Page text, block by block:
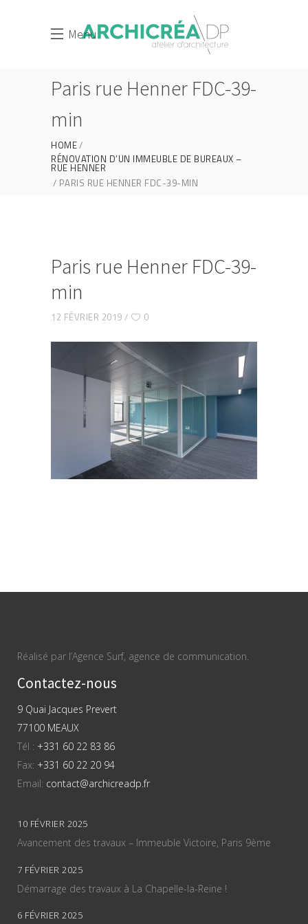
Menu
Paris rue Henner FDC-39-
min
HOME
RÉNOVATION D’UN IMMEUBLE DE BUREAUX –
RUE HENNER
PARIS RUE HENNER FDC-39-MIN
Paris rue Henner FDC-39-
min
12 FÉVRIER 2019 0
Réalisé par l’Agence Surf, agence de communication.
Contactez-nous
9 Quai Jacques Prevert
77100 MEAUX
Tél : +331 60 22 83 86
Fax: +331 60 22 20 94
Email: contact@archicreadp.fr
10 FÉVRIER 2025
Avancement des travaux – Immeuble Victoire, Paris 9ème
7 FÉVRIER 2025
Démarrage des travaux à La Chapelle-la-Reine !
6 FÉVRIER 2025